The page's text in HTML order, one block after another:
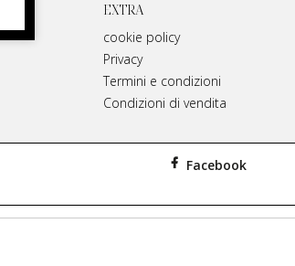
EXTRA
cookie policy
Privacy
Termini e condizioni
Condizioni di vendita
Facebook